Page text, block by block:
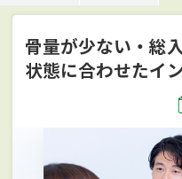
骨量が少ない・総
状態に合わせたイ